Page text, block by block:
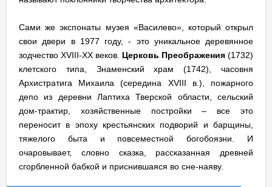
Сами же экспонаты музея «Василево», который открыл
свои двери в 1977 году, - это уникальное деревянное
зодчество XVIII-XX веков. Церковь Преображения (1732)
клетского типа, Знаменский храм (1742), часовня
Архистратига Михаила (середина XVIII в.), пожарного
депо из деревни Лаптиха Тверской области, сельский
дом-трактир, хозяйственные постройки – все это
переносит в эпоху крестьянских подворий и барщины,
тяжелого быта и повсеместной богобоязни. И
очаровывает, словно сказка, рассказанная древней
сгорбленной бабкой и приснившаяся во сне-наяву.